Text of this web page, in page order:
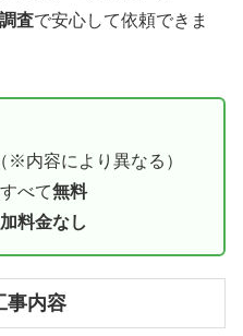
査で安心して依頼できま
※内容により異なる）
べて無料
料金なし
事内容